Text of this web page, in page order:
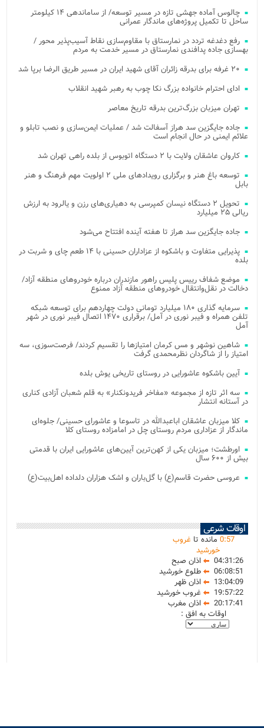
چالوس آماده جهشی تازه در مسیر توسعه/ از ساماندهی ۱۴ کیلومتر
ساحل تا تکمیل پروژه‌های ماندگار عمرانی
رفع دغدغه تردد در نمارستاق با مقاوم‌سازی نقاط آسیب‌پذیر محور /
بهسازی جاده پدافندی نمارستاق در مسیر خدمت به مردم
۲۰ غرفه برای بدرقه زائران آقای شهید ایران در مسیر طریق الرضا برپا شد
ادای احترام خانواده بزرگ نکا چوب به رهبر شهید انقلاب
تهران میزبان بزرگ‌ترین بدرقه تاریخ معاصر
جاده جایگزین سد هراز آسفالت شد / عملیات ایمن‌سازی و نصب تابلو و
علائم ایمنی در حال انجام است
کاروان عاشقان ولایت با ۲ دستگاه اتوبوس از بلده راهی تهران شد
توسعه باغ هنر و برگزاری رویدادهای ملی ۲ اولویت مهم فرهنگ و هنر
بابل
تحویل ۲ دستگاه نیسان کمپرسی به دهیاری‌های رزن و یالرود به ارزش
ریالی ۲۵ میلیارد
جاده جایگزین سد هراز تا هفته آینده افتتاح می‌شود
پذیرایی متفاوت و باشکوه از عزاداران حسینی با ۱۴ طعم چای و شربت در
بلده
موضع شفاف رییس پلیس راهور مازندران درباره خودروهای منطقه آزاد/
دخالت در نقل‌وانتقال خودروهای منطقه آزاد ممنوع
سرمایه گذاری ۱۸۰ میلیارد تومانی دولت چهاردهم برای توسعه شبکه
تلفن همراه و فیبر نوری در آمل/ برقراری ۱۴۷۰ اتصال فیبر نوری در شهر
آمل
شاهین نوشهر و مس کرمان امتیازها را تقسیم کردند/ فرصت‌سوزی، سه
امتیاز را از شاگردان نظرمحمدی گرفت
آیین باشکوه عاشورایی در روستای تاریخی یوش بلده
سه اثر تازه از مجموعه «مفاخر فریدونکنار» به قلم شعبان آزادی کناری
در آستانه انتشار
کلا میزبان عاشقان اباعبدالله در تاسوعا و عاشورای حسینی/ جلوه‌ای
ماندگار از عزاداری مردم روستای چل در امامزاده روستای کلا
اورطشت؛ میزبان یکی از کهن‌ترین آیین‌های عاشورایی ایران با قدمتی
بیش از ۶۰۰ سال
عروسی حضرت قاسم(ع) با گل‌باران و اشک هزاران دلداده اهل‌بیت(ع)
اوقات شرعی
0:57 مانده تاغروب
خورشید
04:31:26
اذان صبح
06:08:51
طلوع خورشید
13:04:09
اذان ظهر
19:57:22
غروب خورشید
20:17:41
اذان مغرب
اوقات به افق :